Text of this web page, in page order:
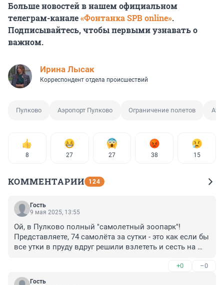
Больше новостей в нашем официальном
телеграм-канале«Фонтанка SPB online».
Подписывайтесь, чтобы первыми узнавать о
важном.
Ирина Лысак
Корреспондент отдела происшествий
Пулково Аэропорт Пулково Ограничение полетов
8 27 27 38 15
КОММЕНТАРИИ 124
Гость
9 мая 2025, 13:55
Ой, в Пулково полный "самолетный зоопарк"!
Представляете, 74 самолёта за сутки - это как если бы
все утки в пруду вдруг решили взлететь и сесть на
решил устроить дискотеку для рейсов - только вместо
танцев люди ждут по 12 часов, а дети плачут, старики
+0 –0
Гость